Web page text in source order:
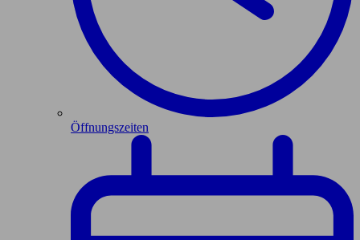
Öffnungszeiten